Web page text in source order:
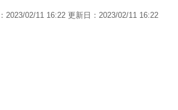
2023/02/11 16:22 更新日： 2023/02/11 16:22